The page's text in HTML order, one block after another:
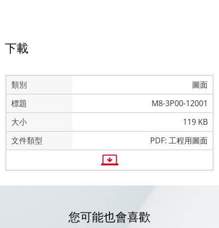
下載
圖面
M8-3P00-12001
119 KB
PDF: 工程用圖面
您可能也會喜歡